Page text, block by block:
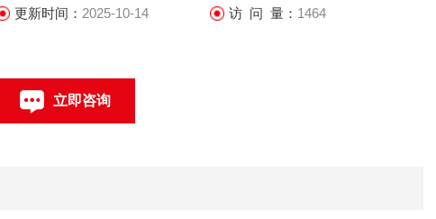
更新时间： 2025-10-14 访 问 量： 1464
立即咨询